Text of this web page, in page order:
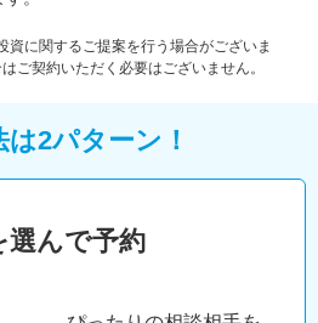
に関するご提案を行う場合がございま
ご契約いただく必要はございません。
2パターン！
選んで予約